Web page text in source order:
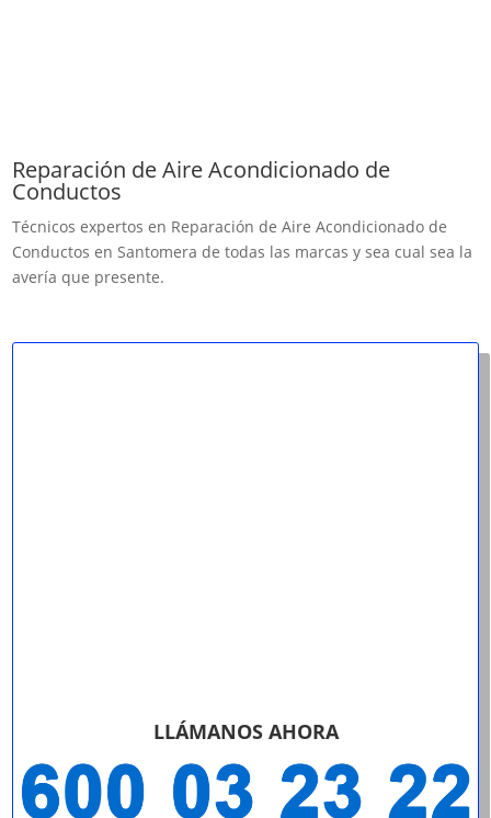
Reparación de Aire Acondicionado de
Conductos
Técnicos expertos en Reparación de Aire Acondicionado de
Conductos en Santomera de todas las marcas y sea cual sea la
avería que presente.
LLÁMANOS AHORA